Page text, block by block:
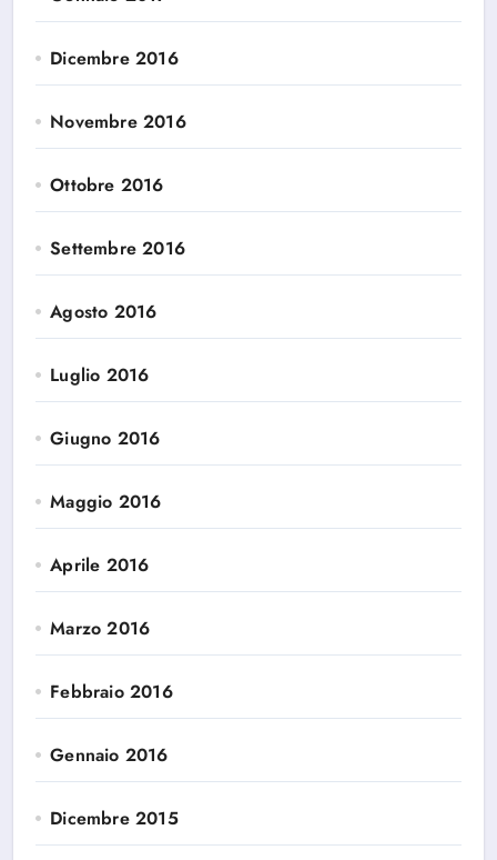
Dicembre 2016
Novembre 2016
Ottobre 2016
Settembre 2016
Agosto 2016
Luglio 2016
Giugno 2016
Maggio 2016
Aprile 2016
Marzo 2016
Febbraio 2016
Gennaio 2016
Dicembre 2015